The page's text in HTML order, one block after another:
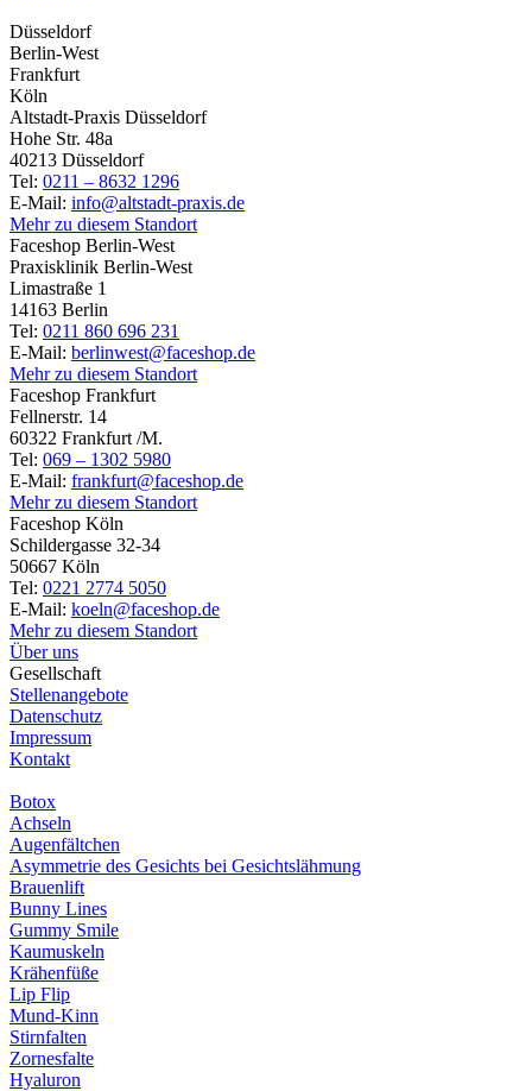
Düsseldorf
Berlin-West
Frankfurt
Köln
Altstadt-Praxis Düsseldorf
Hohe Str. 48a
40213 Düsseldorf
Tel: 0211 – 8632 1296
E-Mail: info@altstadt-praxis.de
Mehr zu diesem Standort
Faceshop Berlin-West
Praxisklinik Berlin-West
Limastraße 1
14163 Berlin
Tel: 0211 860 696 231
E-Mail: berlinwest@faceshop.de
Mehr zu diesem Standort
Faceshop Frankfurt
Fellnerstr. 14
60322 Frankfurt /M.
Tel: 069 – 1302 5980
E-Mail: frankfurt@faceshop.de
Mehr zu diesem Standort
Faceshop Köln
Schildergasse 32-34
50667 Köln
Tel: 0221 2774 5050
E-Mail: koeln@faceshop.de
Mehr zu diesem Standort
Über uns
Gesellschaft
Stellenangebote
Datenschutz
Impressum
Kontakt
Botox
Achseln
Augenfältchen
Asymmetrie des Gesichts bei Gesichtslähmung
Brauenlift
Bunny Lines
Gummy Smile
Kaumuskeln
Krähenfüße
Lip Flip
Mund-Kinn
Stirnfalten
Zornesfalte
Hyaluron